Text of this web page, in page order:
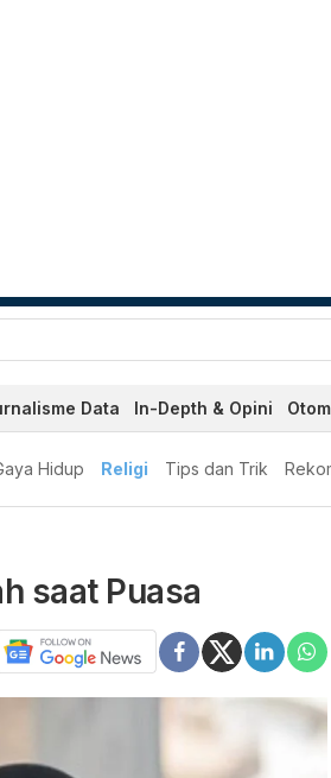
Data In-Depth & Opini
Hidup Religi Tips dan Trik
saat Puasa